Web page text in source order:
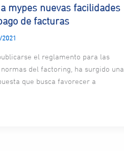
mypes nuevas facilidades
de facturas
el reglamento para las
del factoring, ha surgido una
que busca favorecer a